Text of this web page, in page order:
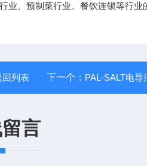
、预制菜行业、餐饮连锁等行业
回列表 下一个： PAL-SALT电导法
言